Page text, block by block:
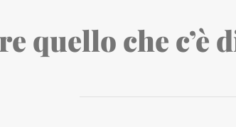
quello che c’è